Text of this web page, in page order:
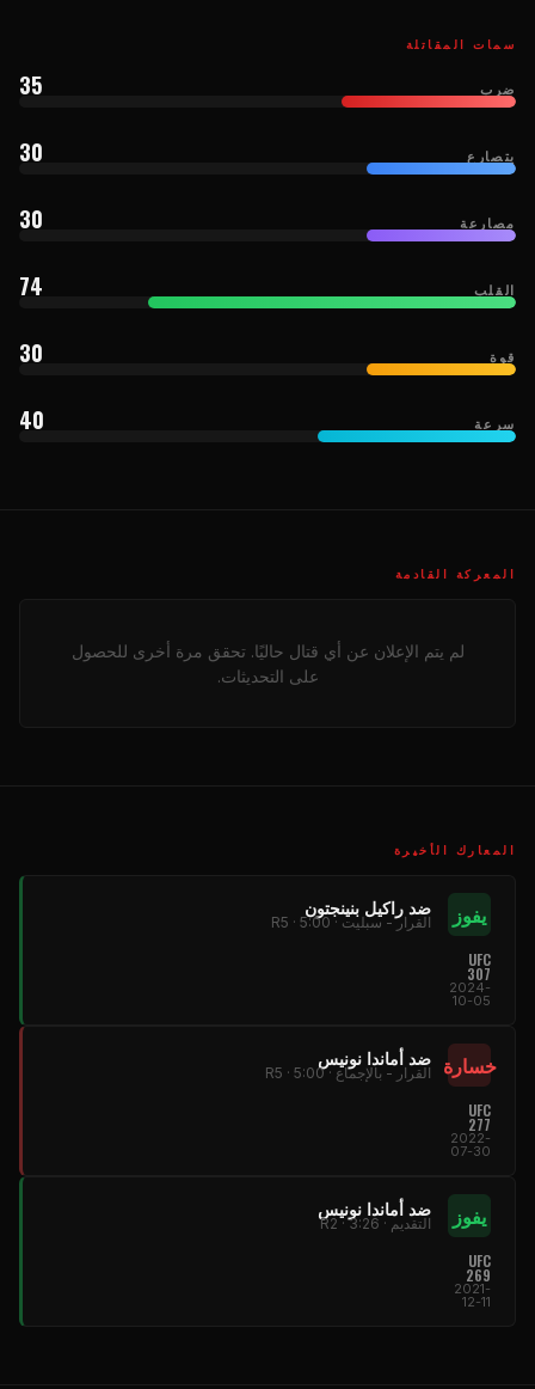
سمات المقاتلة
ضرب 35
يتصارع 30
مصارعة 30
القلب 74
قوة 30
سرعة 40
المعركة القادمة
لم يتم الإعلان عن أي قتال حاليًا. تحقق مرة أخرى للحصول
على التحديثات.
المعارك الأخيرة
يفوز ضد راكيل بنينجتون
القرار - سبليت · R5 · 5:00
UFC
307
2024-
10-05
خسارة ضد أماندا نونيس
القرار - بالإجماع · R5 · 5:00
UFC
277
2022-
07-30
يفوز ضد أماندا نونيس
التقديم · R2 · 3:26
UFC
269
2021-
12-11